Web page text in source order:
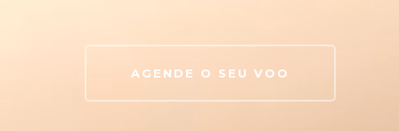
AGENDE O SEU VOO